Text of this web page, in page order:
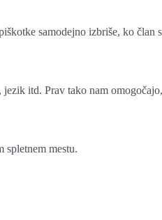
samodejno izbriše, ko član
itd. Prav tako nam
spletnem mestu.